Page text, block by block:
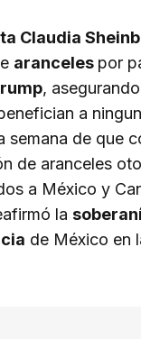
Claudia
aranceles por
,
a
semana de que
de aranceles
a México y
la
de México en